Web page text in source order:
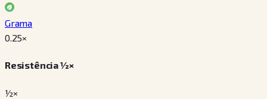
Grama
0.25×
Resistência ½×
½×